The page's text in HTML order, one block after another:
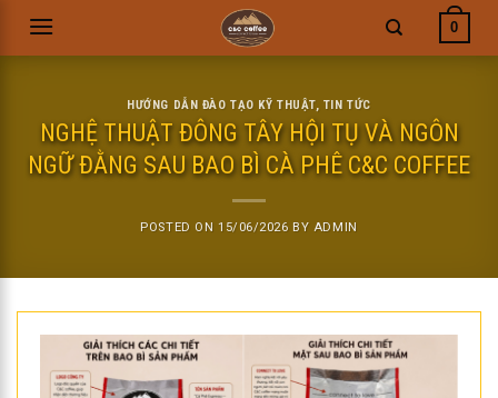
0
HƯỚNG DẪN ĐÀO TẠO KỸ THUẬT, TIN TỨC
NGHỆ THUẬT ĐÔNG TÂY HỘI TỤ VÀ NGÔN
NGỮ ĐẰNG SAU BAO BÌ CÀ PHÊ C&C COFFEE
POSTED ON 15/06/2026 BY ADMIN